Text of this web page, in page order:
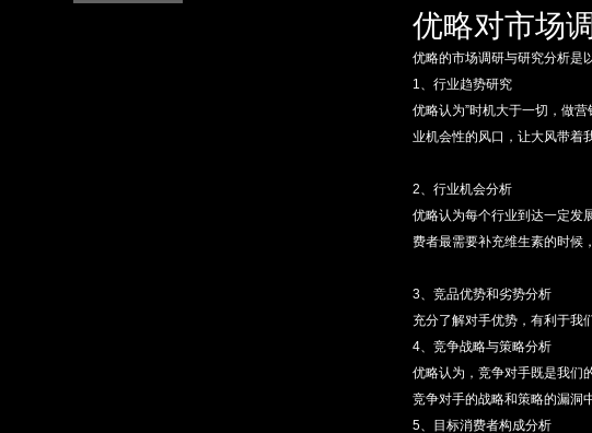
优略对市场
优略的市场调研与研究分析是
1、行业趋势研究
优略认为”时机大于一切，做
业机会性的风口，让大风带着
2、行业机会分析
优略认为每个行业到达一定发
费者最需要补充维生素的时候
3、竞品优势和劣势分析
充分了解对手优势，有利于我
4、竞争战略与策略分析
优略认为，竞争对手既是我们
竞争对手的战略和策略的漏洞
5、目标消费者构成分析